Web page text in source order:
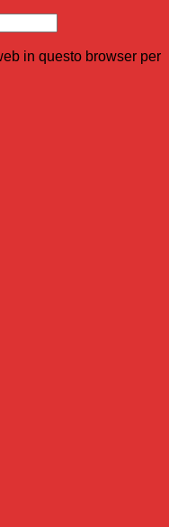
in questo browser per